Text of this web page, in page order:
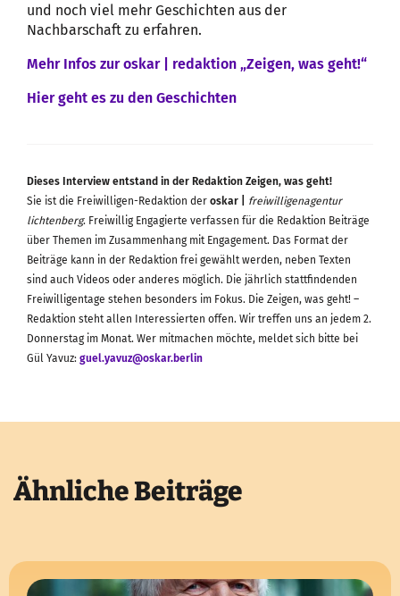
und noch viel mehr Geschichten aus der
Nachbarschaft zu erfahren.
Mehr Infos zur oskar | redaktion „Zeigen, was geht!“
Hier geht es zu den Geschichten
Dieses Interview entstand in der Redaktion Zeigen, was geht!
Sie ist die Freiwilligen-Redaktion der oskar |
freiwilligenagentur
lichtenberg. Freiwillig Engagierte verfassen für die Redaktion Beiträge
über Themen im Zusammenhang mit Engagement. Das Format der
Beiträge kann in der Redaktion frei gewählt werden, neben Texten
sind auch Videos oder anderes möglich. Die jährlich stattfindenden
Freiwilligentage stehen besonders im Fokus. Die Zeigen, was geht! –
Redaktion steht allen Interessierten offen. Wir treffen uns an jedem 2.
Donnerstag im Monat. Wer mitmachen möchte, meldet sich bitte bei
Gül Yavuz: guel.yavuz@oskar.berlin
Ähnliche Beiträge